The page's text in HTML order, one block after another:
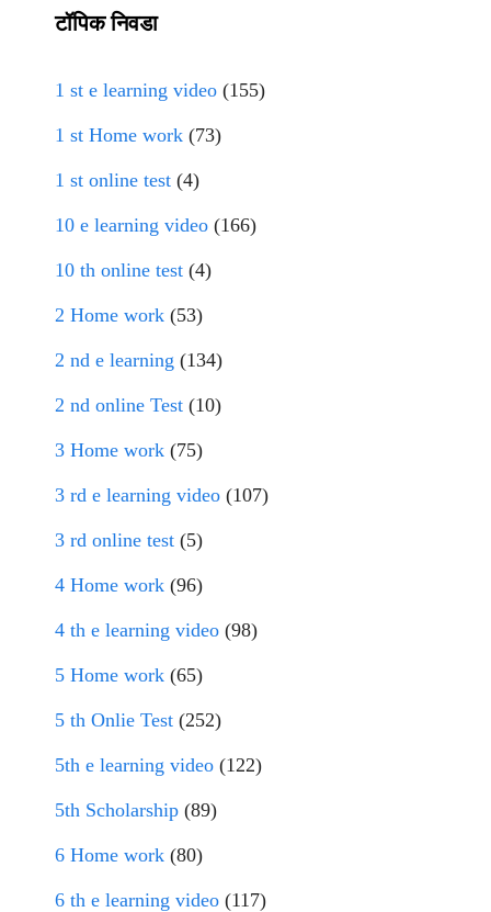
टॉपिक निवडा
1 st e learning video (155)
1 st Home work (73)
1 st online test (4)
10 e learning video (166)
10 th online test (4)
2 Home work (53)
2 nd e learning (134)
2 nd online Test (10)
3 Home work (75)
3 rd e learning video (107)
3 rd online test (5)
4 Home work (96)
4 th e learning video (98)
5 Home work (65)
5 th Onlie Test (252)
5th e learning video (122)
5th Scholarship (89)
6 Home work (80)
6 th e learning video (117)